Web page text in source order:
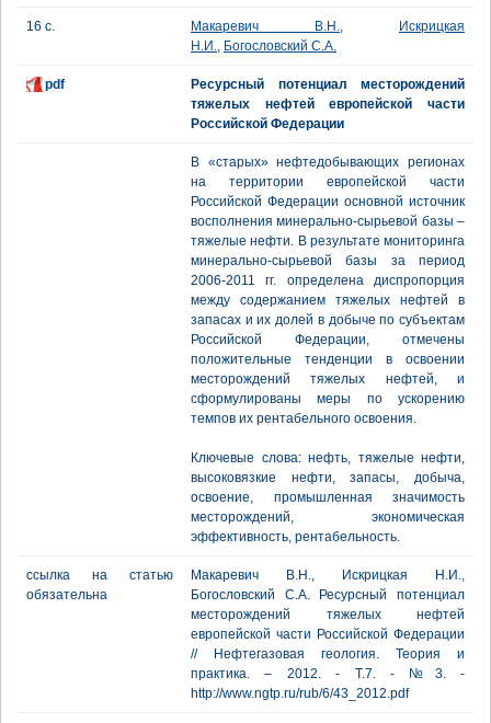
16 с. Макаревич В.Н.,
Искрицкая
Н.И., Богословский С.А.
pdf
Ресурсный потенциал месторождений
тяжелых нефтей европейской части
Российской Федерации
В «старых» нефтедобывающих регионах
на территории европейской части
Российской Федерации основной источник
восполнения минерально-сырьевой базы –
тяжелые нефти. В результате мониторинга
минерально-сырьевой базы за период
2006-2011 гг. определена диспропорция
между содержанием тяжелых нефтей в
запасах и их долей в добыче по субъектам
Российской Федерации, отмечены
положительные тенденции в освоении
месторождений тяжелых нефтей, и
сформулированы меры по ускорению
темпов их рентабельного освоения.
Ключевые слова: нефть, тяжелые нефти,
высоковязкие нефти, запасы, добыча,
освоение, промышленная значимость
месторождений, экономическая
эффективность, рентабельность.
ссылка на статью
обязательна
Макаревич В.Н., Искрицкая Н.И.,
Богословский С.А. Ресурсный потенциал
месторождений тяжелых нефтей
европейской части Российской Федерации
// Нефтегазовая геология. Теория и
практика. – 2012. - Т.7. - №3. -
http://www.ngtp.ru/rub/6/43_2012.pdf